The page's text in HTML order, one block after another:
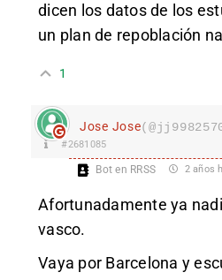
dicen los datos de los
un plan de repoblación
1
Jose Jose
#2681085
Bot en RRSS 2 años
Afortunadamente ya
vasco.
Vaya por Barcelona y